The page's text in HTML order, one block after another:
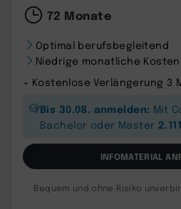
72 Monate
Optimal berufsbegleitend
Niedrige monatliche Kosten
+ Kostenlose Verlängerung 3
Bis 30.08. anmelden: Mit
Bachelor oder Master
INFOMATERIAL
Bequem und ohne Risiko